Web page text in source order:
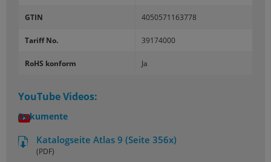
GTIN 4050571163778
Tariff No. 39174000
RoHS konform Ja
YouTube Videos:
Dokumente
Katalogseite Atlas 9 (Seite 356x)
(PDF)